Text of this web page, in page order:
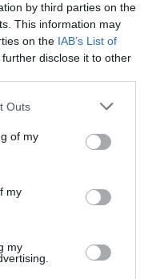
by third parties on the
This information may
on the IAB’s List of
disclose it to other
one or more Google
You may click to
its third-party tags to
in below Google
Outs
of my
my
my
ERDEJE TISZTELEG
TÖRZS ELŐTT